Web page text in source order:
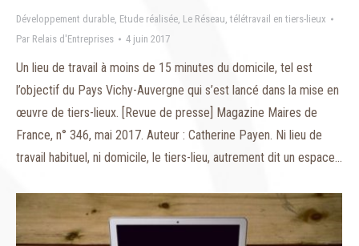
Développement durable, Etude réalisée, Le Réseau, télétravail en tiers-lieux
Par Relais d'Entreprises 4 juin 2017
Un lieu de travail à moins de 15 minutes du domicile, tel est
l’objectif du Pays Vichy-Auvergne qui s’est lancé dans la mise en
œuvre de tiers-lieux. [Revue de presse] Magazine Maires de
France, n° 346, mai 2017. Auteur : Catherine Payen. Ni lieu de
travail habituel, ni domicile, le tiers-lieu, autrement dit un espace…